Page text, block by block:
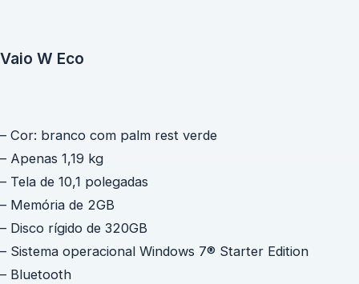
Vaio W Eco
– Cor: branco com palm rest verde
– Apenas 1,19 kg
– Tela de 10,1 polegadas
– Memória de 2GB
– Disco rígido de 320GB
– Sistema operacional Windows 7® Starter Edition
– Bluetooth